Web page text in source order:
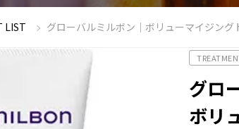
LIST グローバルミルボン｜ボリューマイジング
グロ
ボリ